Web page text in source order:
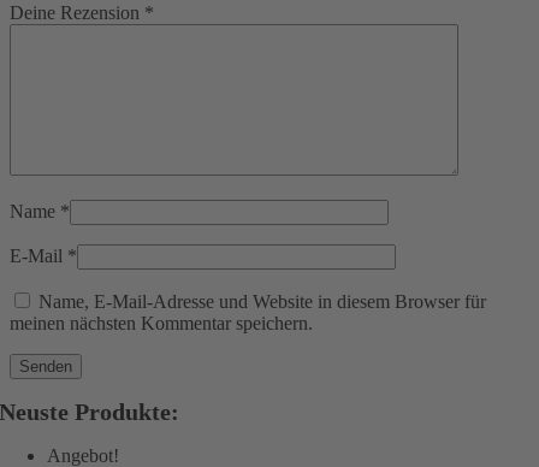
Deine Rezension *
Name *
E-Mail *
Name, E-Mail-Adresse und Website in diesem Browser für
meinen nächsten Kommentar speichern.
Neuste Produkte:
Angebot!